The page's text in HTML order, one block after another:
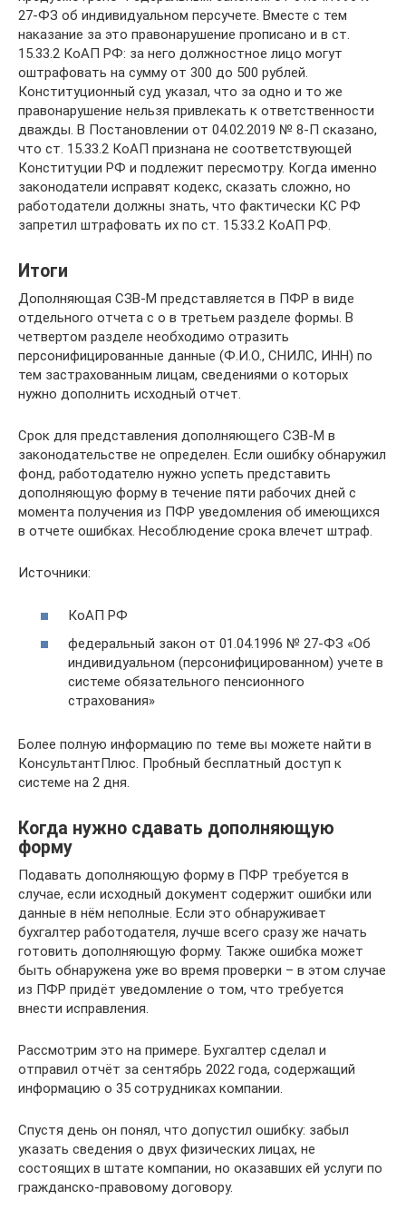
27-ФЗ об индивидуальном персучете. Вместе с тем
наказание за это правонарушение прописано и в ст.
15.33.2 КоАП РФ: за него должностное лицо могут
оштрафовать на сумму от 300 до 500 рублей.
Конституционный суд указал, что за одно и то же
правонарушение нельзя привлекать к ответственности
дважды. В Постановлении от 04.02.2019 № 8-П сказано,
что ст. 15.33.2 КоАП признана не соответствующей
Конституции РФ и подлежит пересмотру. Когда именно
законодатели исправят кодекс, сказать сложно, но
работодатели должны знать, что фактически КС РФ
запретил штрафовать их по ст. 15.33.2 КоАП РФ.
Итоги
Дополняющая СЗВ-М представляется в ПФР в виде
отдельного отчета с о в третьем разделе формы. В
четвертом разделе необходимо отразить
персонифицированные данные (Ф.И.О., СНИЛС, ИНН) по
тем застрахованным лицам, сведениями о которых
нужно дополнить исходный отчет.
Срок для представления дополняющего СЗВ-М в
законодательстве не определен. Если ошибку обнаружил
фонд, работодателю нужно успеть представить
дополняющую форму в течение пяти рабочих дней с
момента получения из ПФР уведомления об имеющихся
в отчете ошибках. Несоблюдение срока влечет штраф.
Источники:
КоАП РФ
федеральный закон от 01.04.1996 № 27-ФЗ «Об
индивидуальном (персонифицированном) учете в
системе обязательного пенсионного
страхования»
Более полную информацию по теме вы можете найти в
КонсультантПлюс. Пробный бесплатный доступ к
системе на 2 дня.
Когда нужно сдавать дополняющую
форму
Подавать дополняющую форму в ПФР требуется в
случае, если исходный документ содержит ошибки или
данные в нём неполные. Если это обнаруживает
бухгалтер работодателя, лучше всего сразу же начать
готовить дополняющую форму. Также ошибка может
быть обнаружена уже во время проверки – в этом случае
из ПФР придёт уведомление о том, что требуется
внести исправления.
Рассмотрим это на примере. Бухгалтер сделал и
отправил отчёт за сентябрь 2022 года, содержащий
информацию о 35 сотрудниках компании.
Спустя день он понял, что допустил ошибку: забыл
указать сведения о двух физических лицах, не
состоящих в штате компании, но оказавших ей услуги по
гражданско-правовому договору.